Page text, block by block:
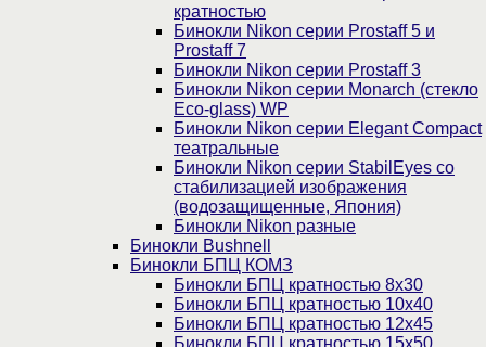
кратностью
Бинокли Nikon серии Prostaff 5 и
Prostaff 7
Бинокли Nikon серии Prostaff 3
Бинокли Nikon серии Monarch (стекло
Eco-glass) WP
Бинокли Nikon серии Elegant Compact
театральные
Бинокли Nikon серии StabilEyes со
стабилизацией изображения
(водозащищенные, Япония)
Бинокли Nikon разные
Бинокли Bushnell
Бинокли БПЦ КОМЗ
Бинокли БПЦ кратностью 8х30
Бинокли БПЦ кратностью 10х40
Бинокли БПЦ кратностью 12х45